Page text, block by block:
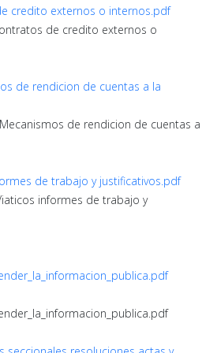
credito externos o internos.pdf
de credito externos o
de rendicion de cuentas a la
de rendicion de cuentas a
de trabajo y justificativos.pdf
informes de trabajo y